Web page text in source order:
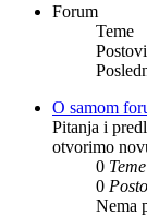
Forum
Teme
Postovi
O samom
Pitanja i
otvorimo
0 Teme
0
Nema